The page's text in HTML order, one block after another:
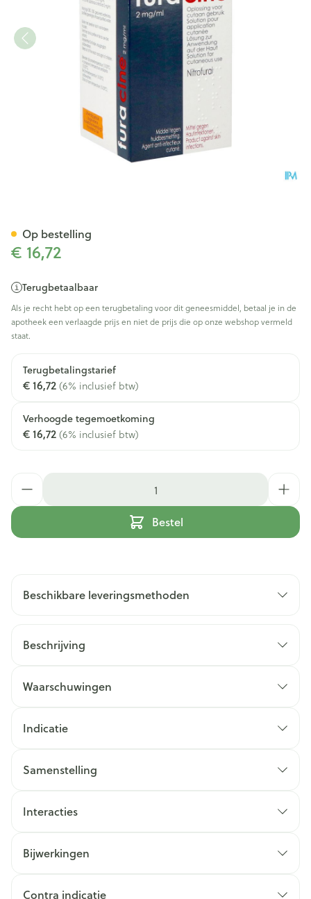
€ 16,72
Terugbetaalbaar
Als je recht hebt op een terugbetaling voor dit geneesmiddel, betaal je in de
apotheek een verlaagde prijs en niet de prijs die op onze webshop vermeld
staat.
Terugbetalingstarief
€ 16,72(6% inclusief btw)
Verhoogde tegemoetkoming
€ 16,72(6% inclusief btw)
Bestel
Op bestelling
Beschikbare leveringsmethoden
Beschrijving
Waarschuwingen
Indicatie
Samenstelling
Interacties
Bijwerkingen
Contra indicatie